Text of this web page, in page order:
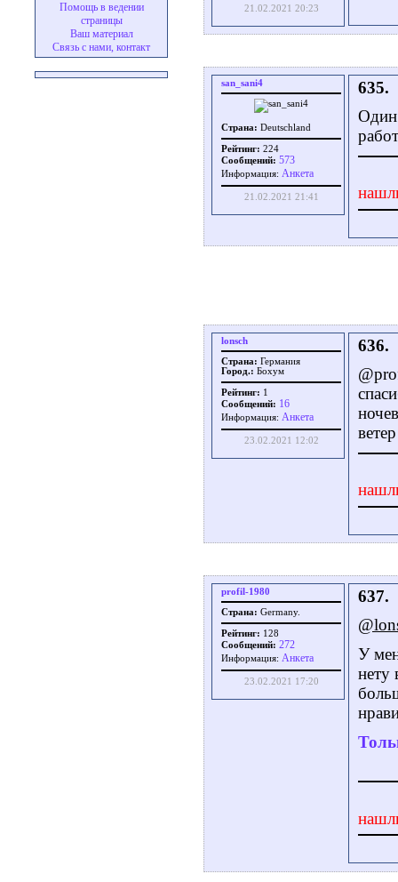
Помощь в ведении
страницы
Ваш материал
Связь с нами, контакт
21.02.2021 20:23
san_sani4
Страна: Deutschland
Рейтинг: 224
Сообщений: 573
Информация: Aнкета
21.02.2021 21:41
635.
Один
lonsch
Страна: Германия
Город.: Бохум
Рейтинг: 1
Сообщений: 16
Информация: Aнкета
23.02.2021 12:02
636.
profil-1980
Страна: Germany.
Рейтинг: 128
Сообщений: 272
Информация: Aнкета
23.02.2021 17:20
637.
У
нету